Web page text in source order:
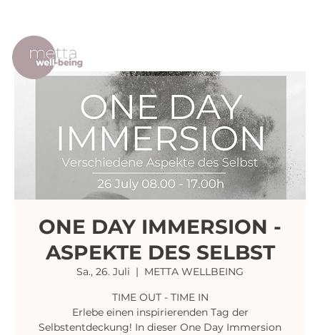
ONE DAY IMMERSION -
ASPEKTE DES SELBST
Sa., 26. Juli
  |
METTA WELLBEING
TIME OUT - TIME IN
Erlebe einen inspirierenden Tag der
Selbstentdeckung! In dieser One Day Immersion